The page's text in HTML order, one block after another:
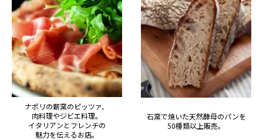
ナポリの薪窯のピッツァ、
肉料理やジビエ料理。
イタリアンとフレンチの
魅力を伝えるお店。
石窯で焼いた天然酵母のパンを
50種類以上販売。